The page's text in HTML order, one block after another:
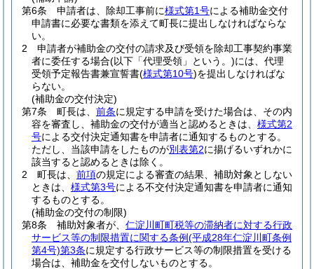
第6条
申請者は、除却工事前に様式第1号による補助金交付
申請書に必要な書類を添えて町長に提出しなければならな
い。
2
申請者が補助金の交付の請求及び受領を除却工事契約事業
者に委任する場合(以下「代理受領」という。)には、代理
受領予定報告書兼宣誓書(様式第10号)を提出しなければな
らない。
(補助金の交付決定)
第7条
町長は、 前条に規定する申請を受けた場合は、その内
容を審査し、補助金の交付が適当と認めるときは、 様式第2
号による交付決定通知書を申請者に通知するものとする。
ただし、当該申請をしたものが別表第2に揚げるいずれかに
該当すると認めるときは除く。
2
町長は、 前項の規定による審査の結果、補助対象としない
ときは、 様式第3号による不交付決定通知書を申請者に通知
するものとする。
(補助金の交付の制限)
第8条
補助対象者が、 仁淀川町町税等の滞納者に対する行政
サービス等の制限措置に関する条例(平成28年仁淀川町条例
第4号)第3条に規定する行政サービス等の制限措置を受ける
場合は、補助金を交付しないものとする。